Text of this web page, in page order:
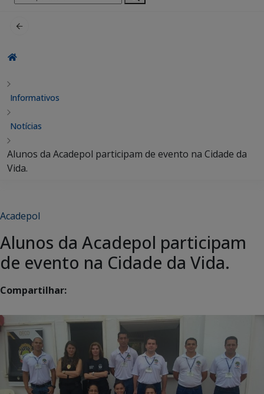
por:
Informativos
Notícias
Alunos da Acadepol participam de evento na Cidade da
Vida.
Acadepol
Alunos da Acadepol participam
de evento na Cidade da Vida.
Compartilhar: